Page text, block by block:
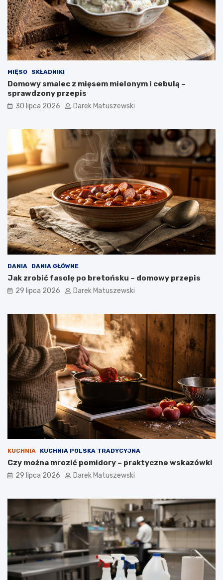
MIĘSO SKŁADNIKI
Domowy smalec z mięsem mielonym i cebulą –
sprawdzony przepis
30 lipca 2026 Darek Matuszewski
DANIA DANIA GŁÓWNE
Jak zrobić fasolę po bretońsku – domowy przepis
29 lipca 2026 Darek Matuszewski
KUCHNIA KUCHNIA POLSKA TRADYCYJNA
Czy można mrozić pomidory – praktyczne wskazówki
29 lipca 2026 Darek Matuszewski